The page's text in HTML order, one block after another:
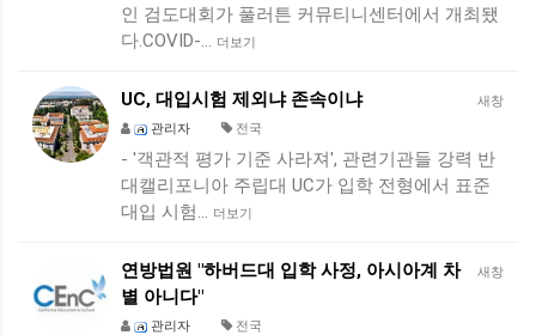
인 검도대회가 풀러튼 커뮤티니센터에서 개최됐
다.COVID-… 더보기
새창
UC, 대입시험 제외냐 존속이냐
관리자 전국
- '객관적 평가 기준 사라져', 관련기관들 강력 반
대캘리포니아 주립대 UC가 입학 전형에서 표준
대입 시험… 더보기
새창
연방법원 "하버드대 입학 사정, 아시아계 차
별 아니다"
관리자 전국